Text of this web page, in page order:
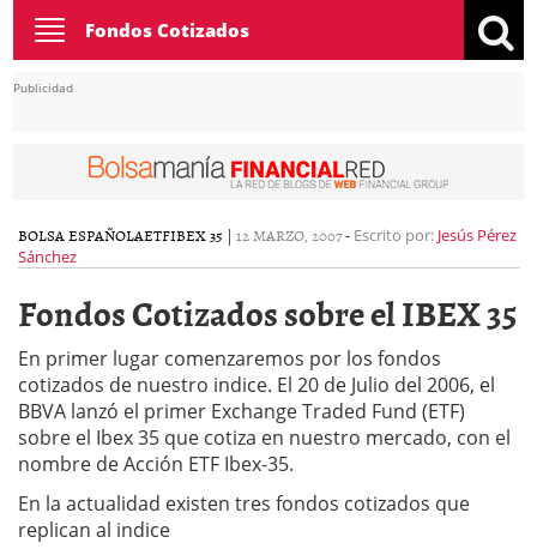
Toggle
navigation
Fondos Cotizados
Publicidad
BOLSA ESPAÑOLAETFIBEX 35 | 12 MARZO, 2007- Escrito por: Jesús Pérez
Sánchez
Fondos Cotizados sobre el IBEX 35
En primer lugar comenzaremos por los fondos
cotizados de nuestro indice. El 20 de Julio del 2006, el
BBVA lanzó el primer Exchange Traded Fund (ETF)
sobre el Ibex 35 que cotiza en nuestro mercado, con el
nombre de Acción ETF Ibex-35.
En la actualidad existen tres fondos cotizados que
replican al indice